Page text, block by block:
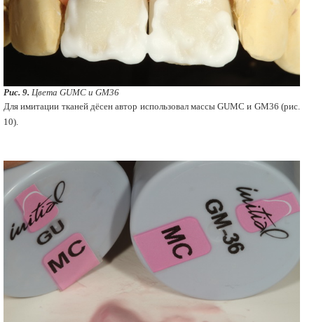
Рис. 9. Цвета GUMC и GM36
Для имитации тканей дёсен автор использовал массы GUMC и GM36 (рис.
10).